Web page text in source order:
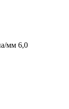
мм 6,0